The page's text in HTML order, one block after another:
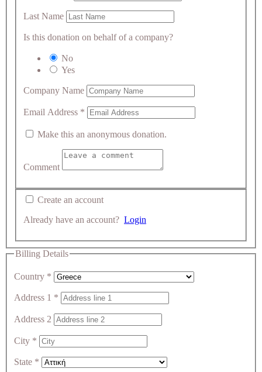
Last Name
Is this donation on behalf of a company?
No
Yes
Company Name
Email Address *
Make this an anonymous donation.
Comment
Create an account
Already have an account? Login
Billing Details
Country *
Address 1 *
Address 2
City *
State *